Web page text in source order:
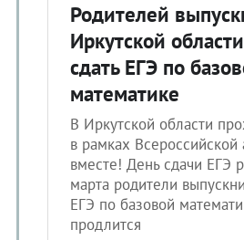
Родителей
Иркутской
сдать ЕГЭ по
математике
В Иркутской области
в рамках
вместе! День сдачи ЕГЭ
марта родители
ЕГЭ по базовой
продлится